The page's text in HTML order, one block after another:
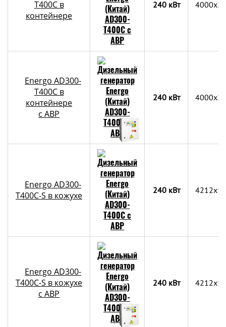
T400C в
контейнере
240 кВт
Energo AD300-
T400C в
контейнере
c АВР
240 кВт
Energo AD300-
T400C-S в кожухе
240 кВт
Energo AD300-
T400C-S в кожухе
с АВР
240 кВт